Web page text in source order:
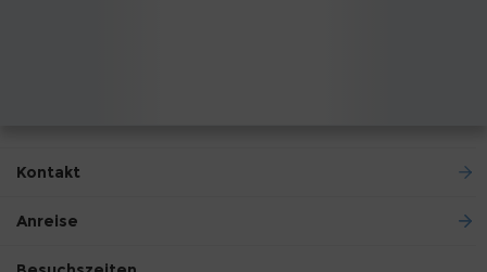
Kontakt
Anreise